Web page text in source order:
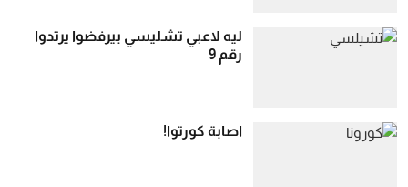
ليه لاعبي تشليسي بيرفضوا يرتدوا
رقم 9
اصابة كورتوا!